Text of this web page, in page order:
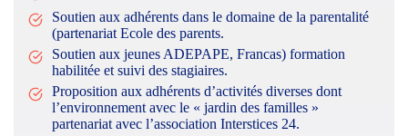
Soutien aux adhérents dans le domaine de la parentalité
(partenariat Ecole des parents.
Soutien aux jeunes ADEPAPE, Francas) formation
habilitée et suivi des stagiaires.
Proposition aux adhérents d’activités diverses dont
l’environnement avec le « jardin des familles »
partenariat avec l’association Interstices 24.